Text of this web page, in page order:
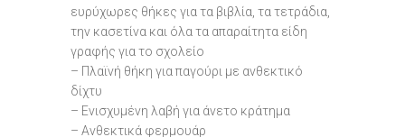
ευρύχωρες θήκες για τα βιβλία, τα τετράδια,
την κασετίνα και όλα τα απαραίτητα είδη
γραφής για το σχολείο
– Πλαϊνή θήκη για παγούρι με ανθεκτικό
δίχτυ
– Ενισχυμένη λαβή για άνετο κράτημα
– Ανθεκτικά φερμουάρ